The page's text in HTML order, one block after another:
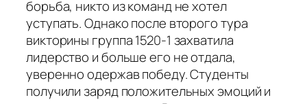
борьба, никто из команд не хотел
уступать. Однако после второго тура
викторины группа 1520-1 захватила
лидерство и больше его не отдала,
уверенно одержав победу. Студенты
получили заряд положительных эмоций и